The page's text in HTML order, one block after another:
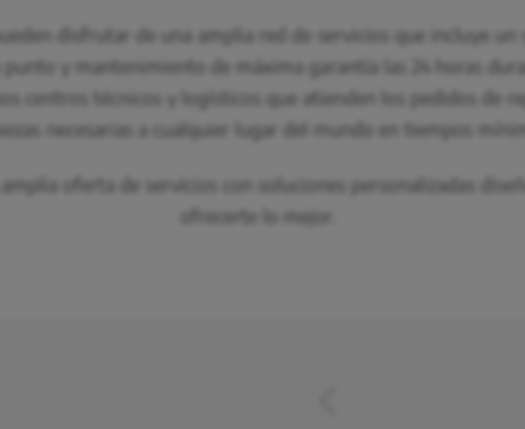
disfrutar de una amplia red de servicios que incluye un
punto y mantenimiento de máxima garantía las 24 horas
centros técnicos y logísticos que atienden los pedidos de
necesarias a cualquier lugar del mundo en tiempos
amplia oferta de servicios con soluciones personalizadas
ofrecerte lo mejor.